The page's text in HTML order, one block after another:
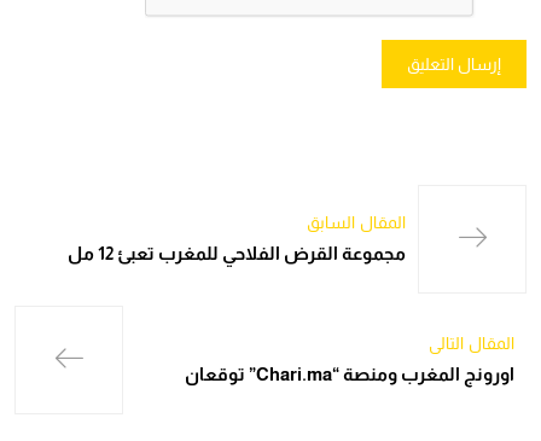
المقال السابق
مجموعة القرض الفلاحي للمغرب تعبئ 12 مل
المقال التالي
اورونج المغرب ومنصة “Chari.ma” توقعان